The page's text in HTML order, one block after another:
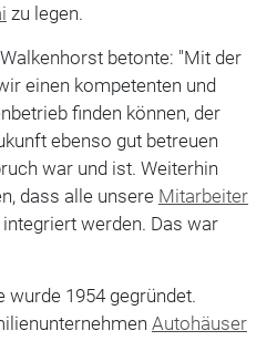
zu legen.
betonte: "Mit der
einen kompetenten und
finden können, der
ebenso gut betreuen
war und ist. Weiterhin
dass alle unsere Mitarbeiter
werden. Das war
wurde 1954 gegründet.
Autohäuser